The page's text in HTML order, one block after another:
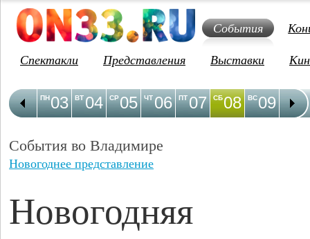
События
Спектакли
Представления Выставки
03
ПН 04
ВТ 05
СР 06
ЧТ 07
ПТ 08
СБ 09
ВС 10
ПН
События во Владимире
Новогоднее представление
Новогодняя